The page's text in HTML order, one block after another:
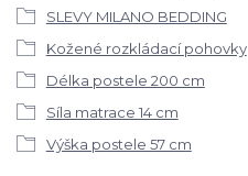
SLEVY MILANO BEDDING
Kožené rozkládací pohovky
Délka postele 200 cm
Síla matrace 14 cm
Výška postele 57 cm